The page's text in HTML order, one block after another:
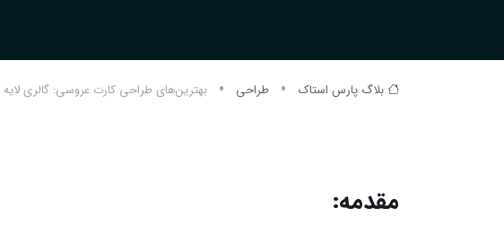
بلاگ پارس استاک طراحی بهترین‌های طراحی کارت عروسی: گالری لایه
مقدمه: